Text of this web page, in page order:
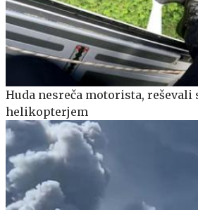
Huda nesreča motorista, reševali
helikopterjem